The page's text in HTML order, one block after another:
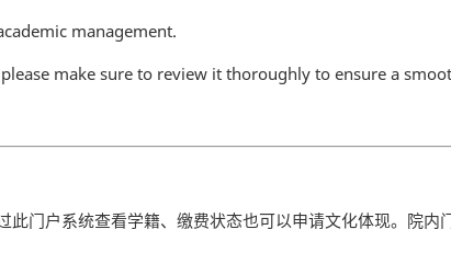
management.
make sure to review it thoroughly to ensure a
门户系统查看学籍、缴费状态也可以申请文化体现。院